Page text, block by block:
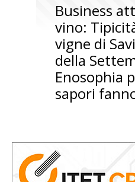
Business
vino:
vigne di
della
Enosophia
sapori